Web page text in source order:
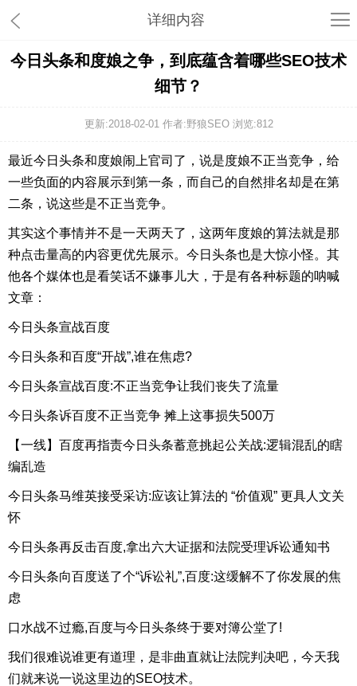
详细内容
今日头条和度娘之争，到底蕴含着哪些SEO技术
细节？
更新:2018-02-01 作者:野狼SEO 浏览:812
最近今日头条和度娘闹上官司了，说是度娘不正当竞争，给
一些负面的内容展示到第一条，而自己的自然排名却是在第
二条，说这些是不正当竞争。
其实这个事情并不是一天两天了，这两年度娘的算法就是那
种点击量高的内容更优先展示。今日头条也是大惊小怪。其
他各个媒体也是看笑话不嫌事儿大，于是有各种标题的呐喊
文章：
今日头条宣战百度
今日头条和百度“开战”,谁在焦虑?
今日头条宣战百度:不正当竞争让我们丧失了流量
今日头条诉百度不正当竞争 摊上这事损失500万
【一线】百度再指责今日头条蓄意挑起公关战:逻辑混乱的瞎
编乱造
今日头条马维英接受采访:应该让算法的 “价值观” 更具人文关
怀
今日头条再反击百度,拿出六大证据和法院受理诉讼通知书
今日头条向百度送了个“诉讼礼”,百度:这缓解不了你发展的焦
虑
口水战不过瘾,百度与今日头条终于要对簿公堂了!
我们很难说谁更有道理，是非曲直就让法院判决吧，今天我
们就来说一说这里边的SEO技术。